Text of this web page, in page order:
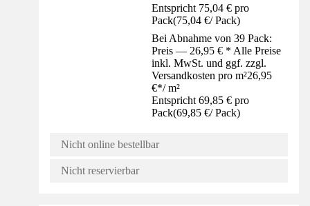
Entspricht 75,04 € pro
Pack(75,04 €/ Pack)
Bei Abnahme von 39 Pack:
Preis — 26,95 € * Alle Preise
inkl. MwSt. und ggf. zzgl.
Versandkosten pro m²26,95
€*/ m²
Entspricht 69,85 € pro
Pack(69,85 €/ Pack)
Nicht online bestellbar
Nicht reservierbar